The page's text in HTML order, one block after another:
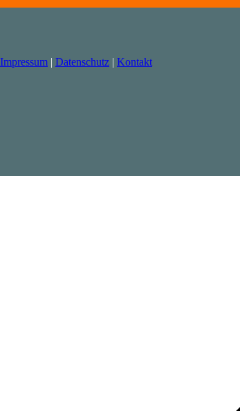
Impressum Datenschutz
Kontakt